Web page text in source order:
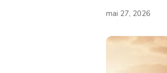
mai 27, 2026